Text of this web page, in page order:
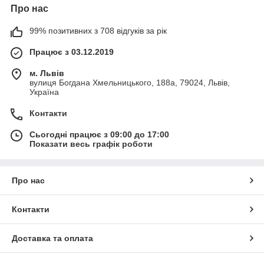
Про нас
99% позитивних з 708 відгуків за рік
Працює з 03.12.2019
м. Львів
вулиця Богдана Хмельницького, 188а, 79024, Львів,
Україна
Контакти
Сьогодні працює з 09:00 до 17:00
Показати весь графік роботи
Про нас
Контакти
Доставка та оплата